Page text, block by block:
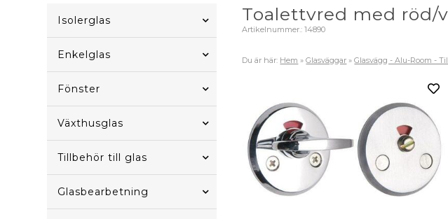
Isolerglas
Enkelglas
Fönster
Växthusglas
Tillbehör till glas
Glasbearbetning
Toalettvred med
Artikelnummer.:14890
Du är här: Hem »Glasväggar »Glasvägg - Alu-Room -